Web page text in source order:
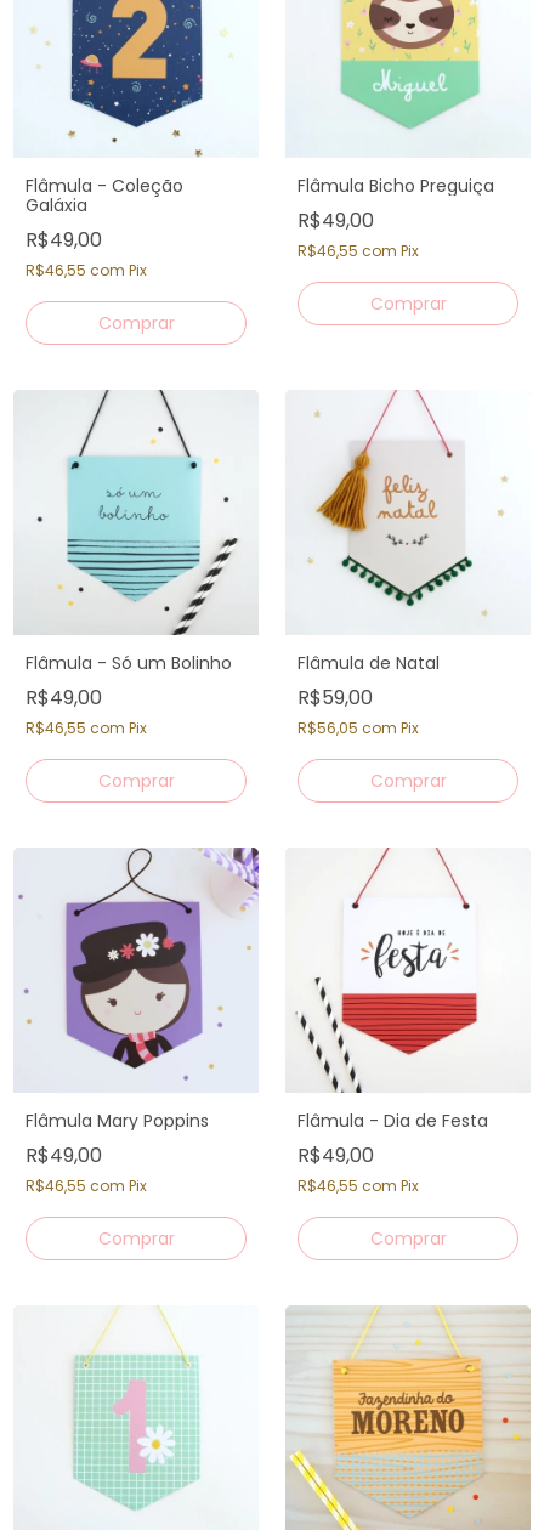
Flâmula - Coleção
Galáxia
R$49,00
R$46,55 com Pix
Flâmula Bicho Preguiça
R$49,00
R$46,55 com Pix
Flâmula - Só um Bolinho
R$49,00
R$46,55 com Pix
Flâmula de Natal
R$59,00
R$56,05 com Pix
Flâmula Mary Poppins
R$49,00
R$46,55 com Pix
Flâmula - Dia de Festa
R$49,00
R$46,55 com Pix